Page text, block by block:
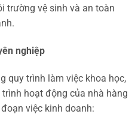
trường vệ sinh và an toàn
nghiệp
quy trình làm việc khoa học,
hoạt động của nhà hàng
việc kinh doanh: